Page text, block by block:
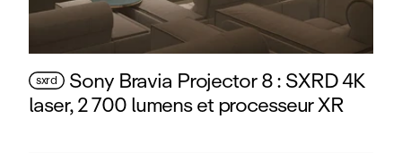
sxrd Sony Bravia Projector 8 : SXRD 4K
laser, 2 700 lumens et processeur XR